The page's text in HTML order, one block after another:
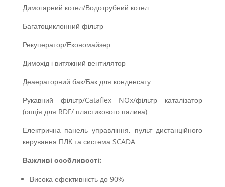
Димогарний котел/Водотрубний котел
Багатоциклонний фільтр
Рекуператор/Економайзер
Димохід і витяжний вентилятор
Деаераторний бак/Бак для конденсату
Рукавний фільтр/Cataflex NOx/фільтр каталізатор
(опція для RDF/ пластикового палива)
Електрична панель управління, пульт дистанційного
керування ПЛК та система SCADA
Важливі особливості:
Висока ефективність до 90%